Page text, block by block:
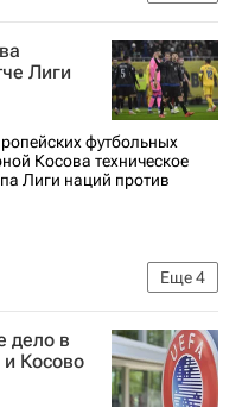
Союз европейских футбольных ассоциаций (УЕФА)
Лиги
футбольных
Косова техническое
Лиги наций против
Еще4
Союз европейских футбольных ассоциаций (УЕФА)
Лига C
дело в
Косово